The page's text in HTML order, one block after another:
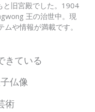
と旧宮殿でした。1904
王の治世中。現
や情報が満載です。
きている
仏像
術